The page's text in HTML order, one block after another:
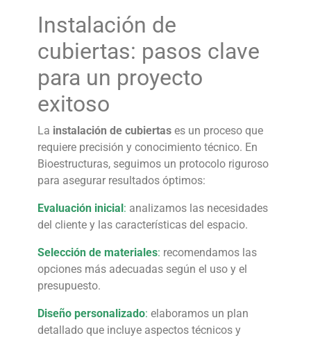
Instalación de
cubiertas: pasos clave
para un proyecto
exitoso
La instalación de cubiertas es un proceso que
requiere precisión y conocimiento técnico. En
Bioestructuras, seguimos un protocolo riguroso
para asegurar resultados óptimos:
Evaluación inicial : analizamos las necesidades
del cliente y las características del espacio.
Selección de materiales: recomendamos las
opciones más adecuadas según el uso y el
presupuesto.
Diseño personalizado: elaboramos un plan
detallado que incluye aspectos técnicos y